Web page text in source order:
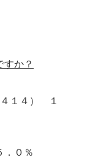
か？
１４） １
０％